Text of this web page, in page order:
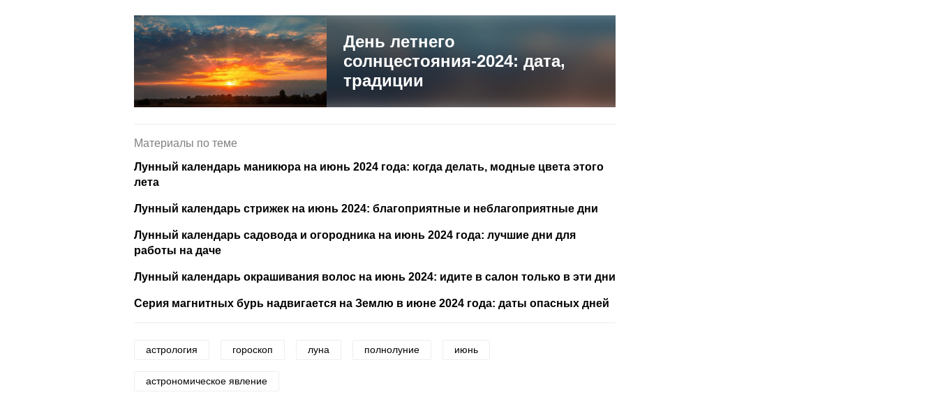
День летнего
солнцестояния-2024: дата,
традиции
Материалы по теме
Лунный календарь маникюра на июнь 2024 года: когда делать, модные цвета этого
лета
Лунный календарь стрижек на июнь 2024: благоприятные и неблагоприятные дни
Лунный календарь садовода и огородника на июнь 2024 года: лучшие дни для
работы на даче
Лунный календарь окрашивания волос на июнь 2024: идите в салон только в эти дни
Серия магнитных бурь надвигается на Землю в июне 2024 года: даты опасных дней
астрология гороскоп луна полнолуние июнь
астрономическое явление